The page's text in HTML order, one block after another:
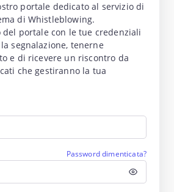
portale dedicato al servizio di
di Whistleblowing.
portale con le tue credenziali
segnalazione, tenerne
e di ricevere un riscontro da
che gestiranno la tua
Password dimenticata?